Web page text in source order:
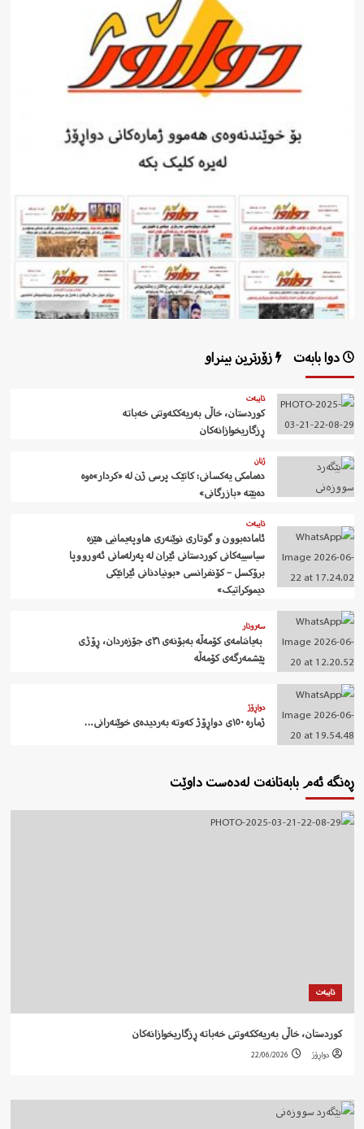
دوا بابەت زۆرترین بینراو
تایبەت
کوردستان، خاڵی بەریەککەوتنی خەباتە
ڕزگاریخوازانەکان
ژنان
دەمامکی یەکسانی: کاتێک پرسی ژن لە «کردار»ەوە
دەبێتە «بازرگانی»
تایبەت
ئامادەبوون و گوتاری نوێنەری هاوپەیمانیی هێزە
سیاسییەکانی کوردستانی ئێران لە پەرلەمانی ئەورووپا
برۆکسل – کۆنفرانسی «بونیادنانی ئێرانێکی
دیموکراتیک»
سەروتار
‍ بەیاننامەی کۆمەڵە بەبۆنەی ٣١ی جۆزەردان، ڕۆژی
پێشمەرگەی کۆمەڵە
دواڕۆژ
ژمارە ١٥٠ی دواڕۆژ کەوتە بەردیدەی خوێنەرانی…
ڕەنگە ئەم بابەتانەت لەدەست داوێت
تایبەت
کوردستان، خاڵی بەریەککەوتنی خەباتە ڕزگاریخوازانەکان
دواڕۆژ 22/06/2026